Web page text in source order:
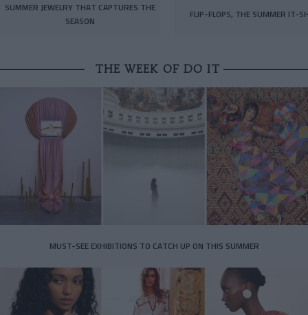
SUMMER JEWELRY THAT CAPTURES THE
SEASON
FLIP-FLOPS, THE SUMMER IT-
THE WEEK OF DO IT
MUST-SEE EXHIBITIONS TO CATCH UP ON THIS SUMMER